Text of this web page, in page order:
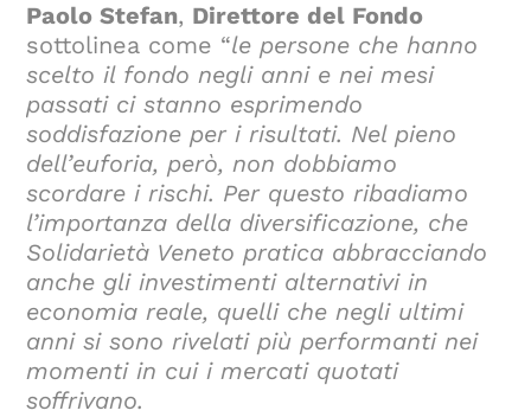
Paolo Stefan, Direttore del Fondo
sottolinea come “le persone che hanno
scelto il fondo negli anni e nei mesi
passati ci stanno esprimendo
soddisfazione per i risultati. Nel pieno
dell’euforia, però, non dobbiamo
scordare i rischi. Per questo ribadiamo
l’importanza della diversificazione, che
Solidarietà Veneto pratica abbracciando
anche gli investimenti alternativi in
economia reale, quelli che negli ultimi
anni si sono rivelati più performanti nei
momenti in cui i mercati quotati
soffrivano.